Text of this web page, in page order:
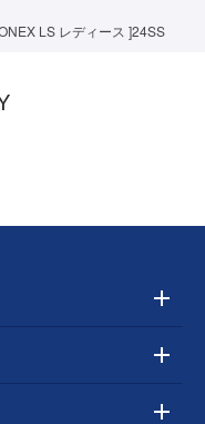
LS レディース ]24SS